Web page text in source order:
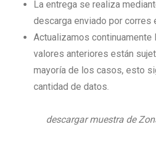
La entrega se realiza
descarga enviado por corres
Actualizamos
valores anteriores están
mayoría de los casos, esto
cantidad de datos.
descargar muestra de